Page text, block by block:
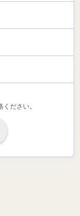
ださい。